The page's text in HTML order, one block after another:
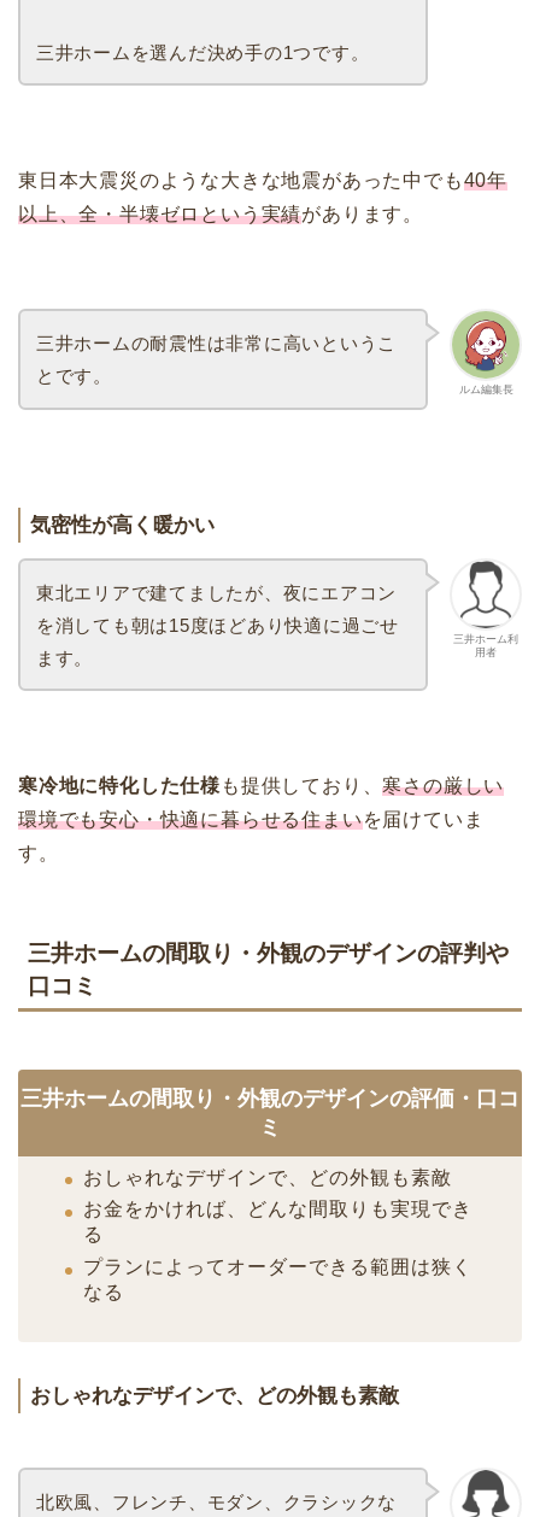
三井ホームを選んだ決め手の1つです。
東日本大震災のような大きな地震があった中でも40年
以上、全・半壊ゼロという実績があります。
ルム編集長
三井ホームの耐震性は非常に高いというこ
とです。
気密性が高く暖かい
三井ホーム利
用者
東北エリアで建てましたが、夜にエアコン
を消しても朝は15度ほどあり快適に過ごせ
ます。
寒冷地に特化した仕様も提供しており、寒さの厳しい
環境でも安心・快適に暮らせる住まいを届けていま
す。
三井ホームの間取り・外観のデザインの評判や
口コミ
三井ホームの間取り・外観のデザインの評価・口コ
ミ
おしゃれなデザインで、どの外観も素敵
お金をかければ、どんな間取りも実現でき
る
プランによってオーダーできる範囲は狭く
なる
おしゃれなデザインで、どの外観も素敵
北欧風、フレンチ、モダン、クラシックな